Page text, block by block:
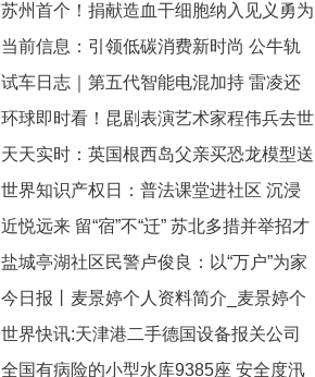
质量发展示范项目
苏州首个！捐献造血干细胞纳入见义勇为
表彰 全球热闻
当前信息：引领低碳消费新时尚 公牛轨
道插座成“全民爆款”
试车日志｜第五代智能电混加持 雷凌还
是家用车的首选吗？ 天天热点评
环球即时看！昆剧表演艺术家程伟兵去世
曾出演《西游记》
天天实时：英国根西岛父亲买恐龙模型送
儿子 谁料牛龙竟有6米长
世界知识产权日：普法课堂进社区 沉浸
式教育获点赞
近悦远来 留“宿”不“迁” 苏北多措并举招才
引智丨科技日报
盐城亭湖社区民警卢俊良：以“万户”为家
守万户灯火 当前滚动
今日报丨麦景婷个人资料简介_麦景婷个
人的资料简介
世界快讯:天津港二手德国设备报关公司
全国有病险的小型水库9385座 安全度汛